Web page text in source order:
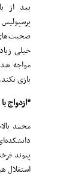
بعد از
صحبت‌های
خیلی
مواجه
بازی
*ازدواج
پیوند
استقلال